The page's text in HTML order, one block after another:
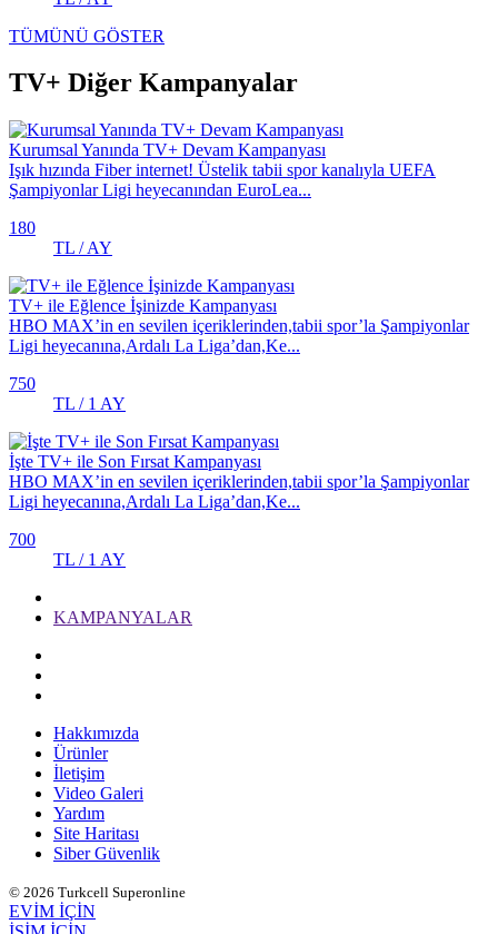
TÜMÜNÜ GÖSTER
TV+ Diğer Kampanyalar
Kurumsal Yanında TV+ Devam Kampanyası
Işık hızında Fiber internet! Üstelik tabii spor kanalıyla UEFA
Şampiyonlar Ligi heyecanından EuroLea...
180
TL / AY
TV+ ile Eğlence İşinizde Kampanyası
HBO MAX’in en sevilen içeriklerinden,tabii spor’la Şampiyonlar
Ligi heyecanına,Ardalı La Liga’dan,Ke...
750
TL / 1 AY
İşte TV+ ile Son Fırsat Kampanyası
HBO MAX’in en sevilen içeriklerinden,tabii spor’la Şampiyonlar
Ligi heyecanına,Ardalı La Liga’dan,Ke...
700
TL / 1 AY
KAMPANYALAR
Hakkımızda
Ürünler
İletişim
Video Galeri
Yardım
Site Haritası
Siber Güvenlik
© 2026 Turkcell Superonline
EVİM İÇİN